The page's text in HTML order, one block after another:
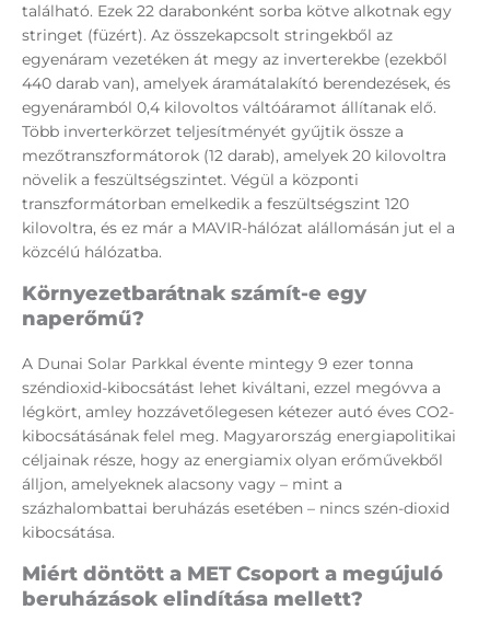
található. Ezek 22 darabonként sorba kötve alkotnak egy
stringet (füzért). Az összekapcsolt stringekből az
egyenáram vezetéken át megy az inverterekbe (ezekből
440 darab van), amelyek áramátalakító berendezések, és
egyenáramból 0,4 kilovoltos váltóáramot állítanak elő.
Több inverterkörzet teljesítményét gyűjtik össze a
mezőtranszformátorok (12 darab), amelyek 20 kilovoltra
növelik a feszültségszintet. Végül a központi
transzformátorban emelkedik a feszültségszint 120
kilovoltra, és ez már a MAVIR-hálózat alállomásán jut el a
közcélú hálózatba.
Környezetbarátnak számít-e egy
naperőmű?
A Dunai Solar Parkkal évente mintegy 9 ezer tonna
széndioxid-kibocsátást lehet kiváltani, ezzel megóvva a
légkört, amley hozzávetőlegesen kétezer autó éves CO2-
kibocsátásának felel meg. Magyarország energiapolitikai
céljainak része, hogy az energiamix olyan erőművekből
álljon, amelyeknek alacsony vagy – mint a
százhalombattai beruházás esetében – nincs szén-dioxid
kibocsátása.
Miért döntött a MET Csoport a megújuló
beruházások elindítása mellett?